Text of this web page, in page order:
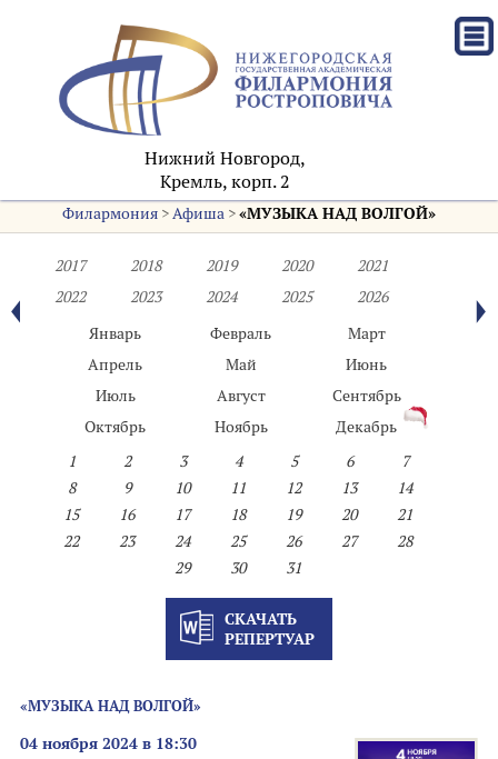
Нижний Новгород,
Кремль, корп. 2
Филармония>Афиша>«МУЗЫКА НАД ВОЛГОЙ»
2017 2018 2019 2020
2021
2022
2023 2024 2025
2026
Январь
Февраль
Март
Апрель
Май
Июнь
Июль
Август
Сентябрь
Октябрь
Ноябрь
Декабрь
1
2 3 4 5 6
7
8
9 10 11 12 13
14
15
16 17 18 19 20
21
22
23 24 25 26 27
28
29
30 31
СКАЧАТЬ
РЕПЕРТУАР
«МУЗЫКА НАД ВОЛГОЙ»
04 ноября 2024 в 18:30